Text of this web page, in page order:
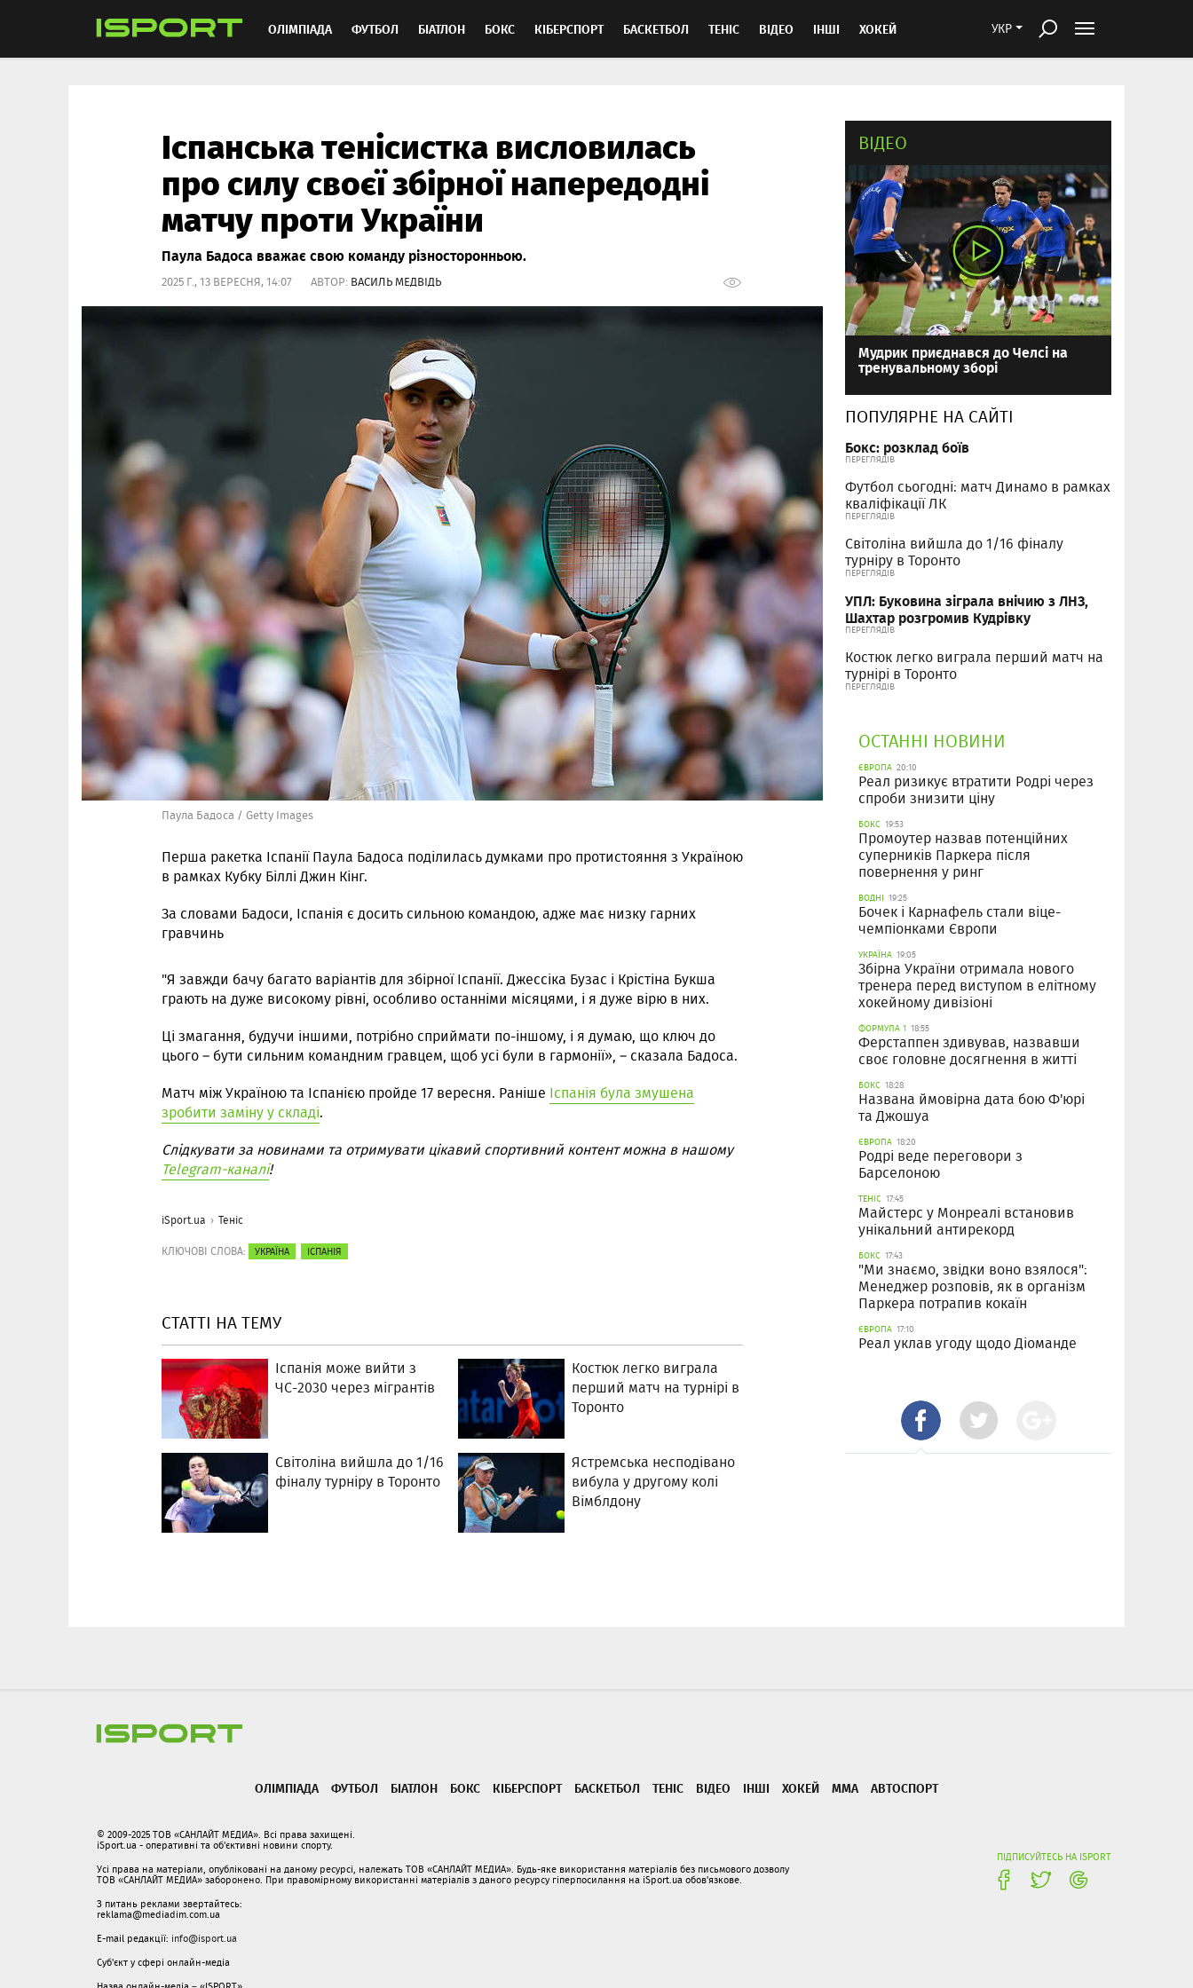
УКР
ОЛІМПІАДА ФУТБОЛ БІАТЛОН БОКС КІБЕРСПОРТ БАСКЕТБОЛ ТЕНІС ВІДЕО ІНШІ ХОКЕЙ
Іспанська тенісистка висловилась
про силу своєї збірної напередодні
матчу проти України
Паула Бадоса вважає свою команду різносторонньою.
2025 Г., 13 ВЕРЕСНЯ, 14:07 АВТОР: ВАСИЛЬ МЕДВІДЬ
Паула Бадоса / Getty Images
Перша ракетка Іспанії Паула Бадоса поділилась думками про протистояння з Україною
в рамках Кубку Біллі Джин Кінг.
За словами Бадоси, Іспанія є досить сильною командою, адже має низку гарних
гравчинь
"Я завжди бачу багато варіантів для збірної Іспанії. Джессіка Бузас і Крістіна Букша
грають на дуже високому рівні, особливо останніми місяцями, і я дуже вірю в них.
Ці змагання, будучи іншими, потрібно сприймати по-іншому, і я думаю, що ключ до
цього – бути сильним командним гравцем, щоб усі були в гармонії», – сказала Бадоса.
Матч між Україною та Іспанією пройде 17 вересня. Раніше Іспанія була змушена
зробити заміну у складі.
Слідкувати за новинами та отримувати цікавий спортивний контент можна в нашому
Telegram-каналі!
iSport.ua Теніс
КЛЮЧОВІ СЛОВА: УКРАЇНА ІСПАНІЯ
СТАТТІ НА ТЕМУ
Іспанія може вийти з
ЧС-2030 через мігрантів
Костюк легко виграла
перший матч на турнірі в
Торонто
Світоліна вийшла до 1/16
фіналу турніру в Торонто
Ястремська несподівано
вибула у другому колі
Вімблдону
ВІДЕО
Мудрик приєднався до Челсі на
тренувальному зборі
ПОПУЛЯРНЕ НА САЙТІ
Бокс: розклад боїв
ПЕРЕГЛЯДІВ
Футбол сьогодні: матч Динамо в рамках
кваліфікації ЛК
ПЕРЕГЛЯДІВ
Світоліна вийшла до 1/16 фіналу
турніру в Торонто
ПЕРЕГЛЯДІВ
УПЛ: Буковина зіграла внічию з ЛНЗ,
Шахтар розгромив Кудрівку
ПЕРЕГЛЯДІВ
Костюк легко виграла перший матч на
турнірі в Торонто
ПЕРЕГЛЯДІВ
ОСТАННІ НОВИНИ
ЄВРОПА 20:10
Реал ризикує втратити Родрі через
спроби знизити ціну
БОКС 19:53
Промоутер назвав потенційних
суперників Паркера після
повернення у ринг
ВОДНІ 19:25
Бочек і Карнафель стали віце-
чемпіонками Європи
УКРАЇНА 19:05
Збірна України отримала нового
тренера перед виступом в елітному
хокейному дивізіоні
ФОРМУЛА 1 18:55
Ферстаппен здивував, назвавши
своє головне досягнення в житті
БОКС 18:28
Названа ймовірна дата бою Ф'юрі
та Джошуа
ЄВРОПА 18:20
Родрі веде переговори з
Барселоною
ТЕНІС 17:45
Майстерс у Монреалі встановив
унікальний антирекорд
БОКС 17:43
"Ми знаємо, звідки воно взялося":
Менеджер розповів, як в організм
Паркера потрапив кокаїн
ЄВРОПА 17:10
Реал уклав угоду щодо Діоманде
ОЛІМПІАДА ФУТБОЛ БІАТЛОН БОКС КІБЕРСПОРТ БАСКЕТБОЛ ТЕНІС ВІДЕО ІНШІ ХОКЕЙ ММА АВТОСПОРТ
ПІДПИСУЙТЕСЬ НА ISPORT
© 2009-2025 ТОВ «САНЛАЙТ МЕДИА». Всі права захищені.
iSport.ua - оперативні та об'єктивні новини спорту.
Усі права на матеріали, опубліковані на даному ресурсі, належать ТОВ «САНЛАЙТ МЕДИА». Будь-яке використання матеріалів без письмового дозволу
ТОВ «САНЛАЙТ МЕДИА» заборонено. При правомірному використанні матеріалів з даного ресурсу гіперпосилання на iSport.ua обов'язкове.
З питань реклами звертайтесь:
reklama@mediadim.com.ua
E-mail редакції: info@isport.ua
Суб'єкт у сфері онлайн-медіа